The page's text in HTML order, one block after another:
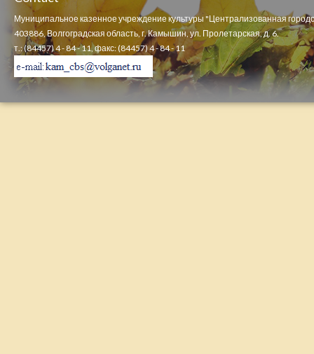
Муниципальное казенное учреждение культуры "Централизованная
403886, Волгоградская область, г. Камышин, ул. Пролетарская, д. 6.
т.: (84457) 4 - 84 - 11, факс: (84457) 4 - 84 - 11